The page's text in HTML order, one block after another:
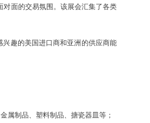
对面的交易氛围。该展会汇集了各类
趣的美国进口商和亚洲的供应商能
属制品、塑料制品、搪瓷器皿等；